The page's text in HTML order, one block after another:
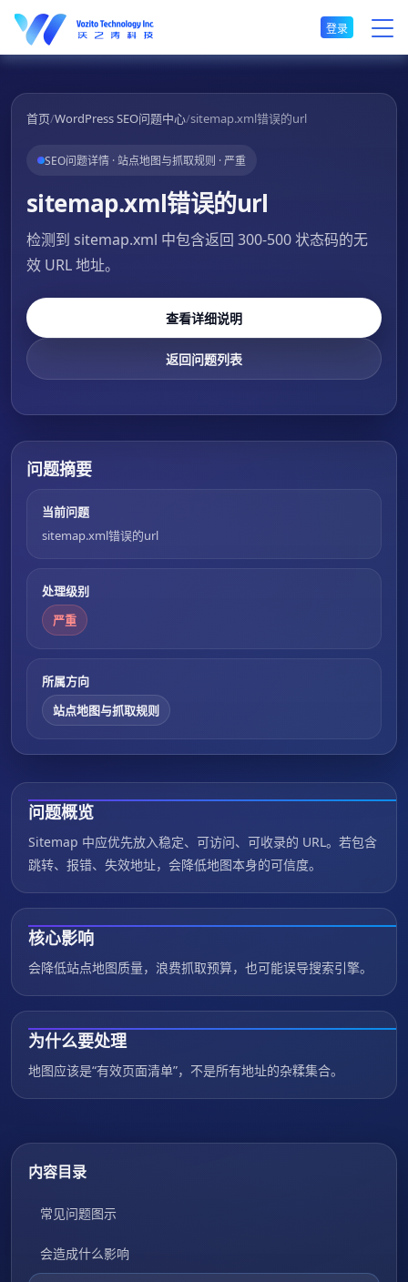
登录
首页/WordPress SEO问题中心/sitemap.xml错误的url
SEO问题详情 · 站点地图与抓取规则 · 严重
sitemap.xml错误的url
检测到 sitemap.xml 中包含返回 300-500 状态码的无
效 URL 地址。
查看详细说明
返回问题列表
问题摘要
当前问题
sitemap.xml错误的url
处理级别
严重
所属方向
站点地图与抓取规则
问题概览
Sitemap 中应优先放入稳定、可访问、可收录的 URL。若包含
跳转、报错、失效地址，会降低地图本身的可信度。
核心影响
会降低站点地图质量，浪费抓取预算，也可能误导搜索引擎。
为什么要处理
地图应该是“有效页面清单”，不是所有地址的杂糅集合。
内容目录
常见问题图示
会造成什么影响